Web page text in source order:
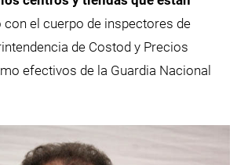
con el cuerpo de inspectores de
de Costod y Precios
efectivos de la Guardia Nacional